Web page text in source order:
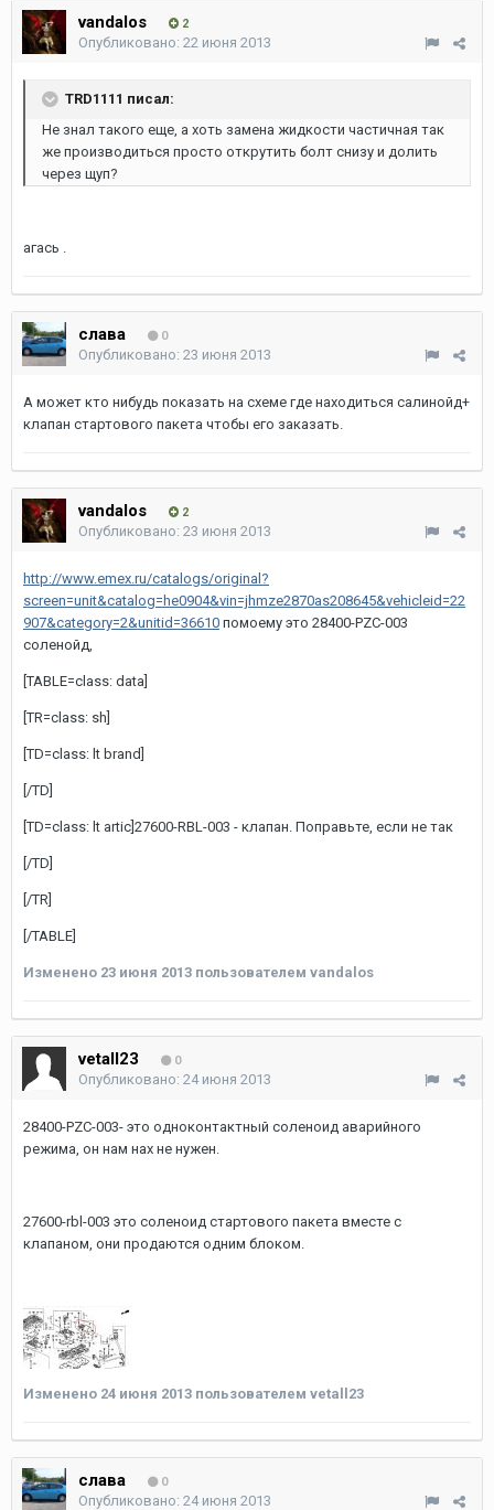
vandalos 2
Опубликовано: 22 июня 2013
TRD1111 писал:
Не знал такого еще, а хоть замена жидкости частичная так
же производиться просто открутить болт снизу и долить
через щуп?
агась .
слава 0
Опубликовано: 23 июня 2013
А может кто нибудь показать на схеме где находиться салинойд+
клапан стартового пакета чтобы его заказать.
vandalos 2
Опубликовано: 23 июня 2013
http://www.emex.ru/catalogs/original?
screen=unit&catalog=he0904&vin=jhmze2870as208645&vehicleid=22
907&category=2&unitid=36610 помоему это 28400-PZC-003
соленойд,
[TABLE=class: data]
[TR=class: sh]
[TD=class: lt brand]
[/TD]
[TD=class: lt artic]27600-RBL-003 - клапан. Поправьте, если не так
[/TD]
[/TR]
[/TABLE]
Изменено 23 июня 2013 пользователем vandalos
vetall23 0
Опубликовано: 24 июня 2013
28400-PZC-003- это одноконтактный соленоид аварийного
режима, он нам нах не нужен.
27600-rbl-003 это соленоид стартового пакета вместе с
клапаном, они продаются одним блоком.
Изменено 24 июня 2013 пользователем vetall23
слава 0
Опубликовано: 24 июня 2013